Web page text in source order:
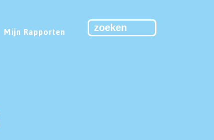
Mijn Rapporten